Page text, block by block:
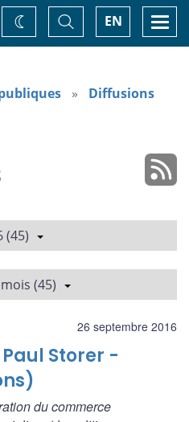
EN
Basculer
la
recherche
Changez
de
Diffusions
(45)
(45)
26 septembre 2016
Storer -
du commerce